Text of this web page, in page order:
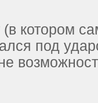
(в котором
под